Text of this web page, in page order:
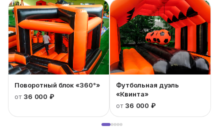
Поворотный блок «360°»
от 36 000 ₽
Футбольная дуэль
«Квинта»
от 36 000 ₽